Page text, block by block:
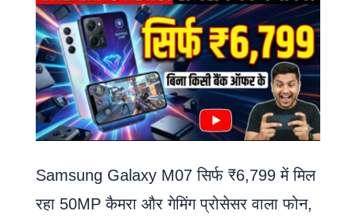
Samsung Galaxy M07 सिर्फ ₹6,799 में मिल
रहा 50MP कैमरा और गेमिंग प्रोसेसर वाला फोन,